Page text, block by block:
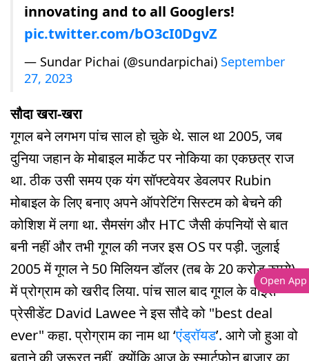
innovating and to all Googlers!
pic.twitter.com/bO3cI0DgvZ
— Sundar Pichai (@sundarpichai) September
27, 2023
सौदा खरा-खरा
गूगल बने लगभग पांच साल हो चुके थे. साल था 2005, जब
दुनिया जहान के मोबाइल मार्केट पर नोकिया का एकछत्र राज
था. ठीक उसी समय एक यंग सॉफ्टवेयर डेवलपर Rubin
मोबाइल के लिए बनाए अपने ऑपरेटिंग सिस्टम को बेचने की
कोशिश में लगा था. सैमसंग और HTC जैसी कंपनियों से बात
बनी नहीं और तभी गूगल की नजर इस OS पर पड़ी. जुलाई
2005 में गूगल ने 50 मिलियन डॉलर (तब के 20 करोड़ रुपये)
में प्रोग्राम को खरीद लिया. पांच साल बाद गूगल के वाइस
प्रेसीडेंट David Lawee ने इस सौदे को "best deal
ever" कहा. प्रोग्राम का नाम था ‘एंड्रॉयड’. आगे जो हुआ वो
Open App